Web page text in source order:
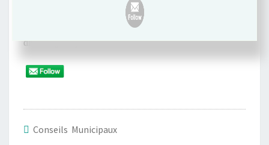
[list list_type=”ul” list_class=”1″]
diverses[/list]
Conseils Municipaux